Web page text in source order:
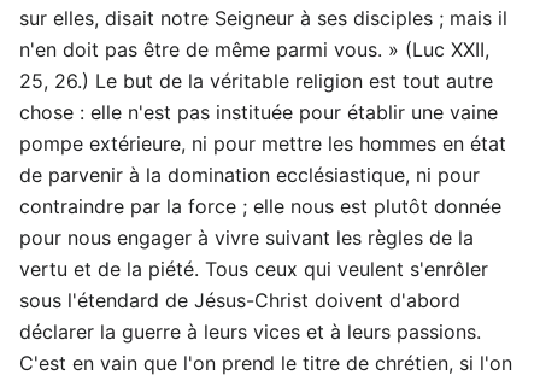
sur elles, disait notre Seigneur à ses disciples ; mais il
n'en doit pas être de même parmi vous. » (Luc XXII,
25, 26.) Le but de la véritable religion est tout autre
chose : elle n'est pas instituée pour établir une vaine
pompe extérieure, ni pour mettre les hommes en état
de parvenir à la domination ecclésiastique, ni pour
contraindre par la force ; elle nous est plutôt donnée
pour nous engager à vivre suivant les règles de la
vertu et de la piété. Tous ceux qui veulent s'enrôler
sous l'étendard de Jésus-Christ doivent d'abord
déclarer la guerre à leurs vices et à leurs passions.
C'est en vain que l'on prend le titre de chrétien, si l'on